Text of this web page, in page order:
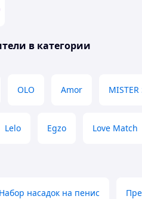
в категории
OLO Amor MISTER
Lelo Egzo Love Match
Набор насадок на пенис